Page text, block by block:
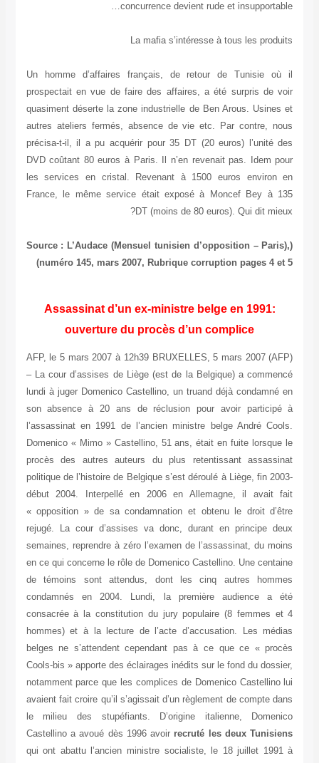
concurrence devient rude et insupportable…
La mafia s’intéresse à tous les produits
Un homme d’affaires français, de retour de Tunisie où il
prospectait en vue de faire des affaires, a été surpris de voir
quasiment déserte la zone industrielle de Ben Arous. Usines et
autres ateliers fermés, absence de vie etc. Par contre, nous
précisa-t-il, il a pu acquérir pour 35 DT (20 euros) l’unité des
DVD coûtant 80 euros à Paris. Il n’en revenait pas. Idem pour
les services en cristal. Revenant à 1500 euros environ en
France, le même service était exposé à Moncef Bey à 135
DT (moins de 80 euros). Qui dit mieux?
(Source : L’Audace (Mensuel tunisien d’opposition – Paris),
numéro 145, mars 2007, Rubrique corruption pages 4 et 5)
Assassinat d’un ex-ministre belge en 1991:
ouverture du procès d’un complice
AFP, le 5 mars 2007 à 12h39 BRUXELLES, 5 mars 2007 (AFP)
– La cour d’assises de Liège (est de la Belgique) a commencé
lundi à juger Domenico Castellino, un truand déjà condamné en
son absence à 20 ans de réclusion pour avoir participé à
l’assassinat en 1991 de l’ancien ministre belge André Cools.
Domenico « Mimo » Castellino, 51 ans, était en fuite lorsque le
procès des autres auteurs du plus retentissant assassinat
politique de l’histoire de Belgique s’est déroulé à Liège, fin 2003-
début 2004. Interpellé en 2006 en Allemagne, il avait fait
« opposition » de sa condamnation et obtenu le droit d’être
rejugé. La cour d’assises va donc, durant en principe deux
semaines, reprendre à zéro l’examen de l’assassinat, du moins
en ce qui concerne le rôle de Domenico Castellino. Une centaine
de témoins sont attendus, dont les cinq autres hommes
condamnés en 2004. Lundi, la première audience a été
consacrée à la constitution du jury populaire (8 femmes et 4
hommes) et à la lecture de l’acte d’accusation. Les médias
belges ne s’attendent cependant pas à ce que ce « procès
Cools-bis » apporte des éclairages inédits sur le fond du dossier,
notamment parce que les complices de Domenico Castellino lui
avaient fait croire qu’il s’agissait d’un règlement de compte dans
le milieu des stupéfiants. D’origine italienne, Domenico
Castellino a avoué dès 1996 avoir recruté les deux Tunisiens
qui ont abattu l’ancien ministre socialiste, le 18 juillet 1991 à